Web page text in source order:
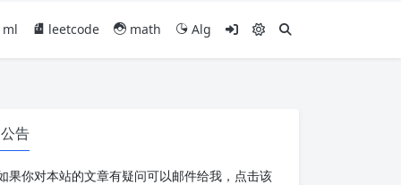
ml leetcode math Alg
公告
果你对本站的文章有疑问可以邮件给我，点击该